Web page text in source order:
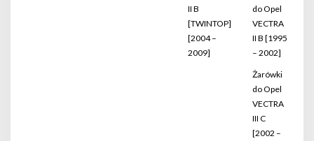
II B
[TWINTOP]
[2004 –
2009]
do Opel
VECTRA
II B [1995
– 2002]
Żarówki
do Opel
VECTRA
III C
[2002 –